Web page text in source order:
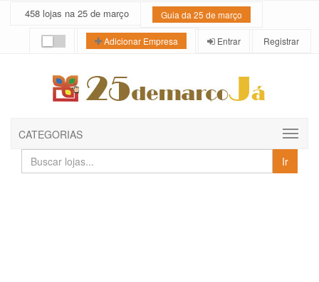
458 lojas na 25 de março Guia da 25 de março
Adicionar Empresa Entrar Registrar
CATEGORIAS
Buscar
lojas
Ir